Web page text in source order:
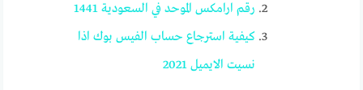
رقم ارامكس الموحد في السعودية 1441
كيفية استرجاع حساب الفيس بوك اذا
نسيت الايميل 2021